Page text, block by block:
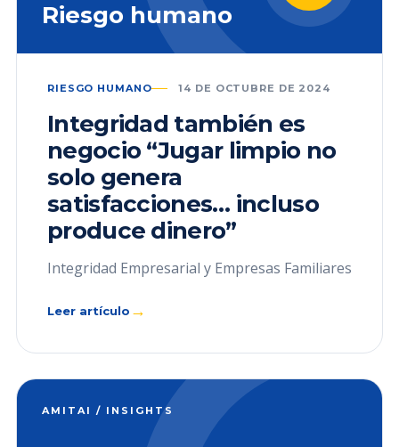
Riesgo humano
RIESGO HUMANO 14 DE OCTUBRE DE 2024
Integridad también es
negocio “Jugar limpio no
solo genera
satisfacciones… incluso
produce dinero”
Integridad Empresarial y Empresas Familiares
Leer artículo →
AMITAI / INSIGHTS